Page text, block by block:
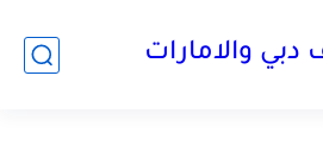
دبي والامارات